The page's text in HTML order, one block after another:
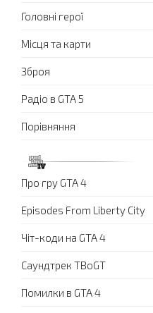
Головні герої
Місця та карти
Зброя
Радіо в GTA 5
Порівняння
Про гру GTA 4
Episodes From Liberty City
Чіт-коди на GTA 4
Саундтрек TBoGT
Помилки в GTA 4